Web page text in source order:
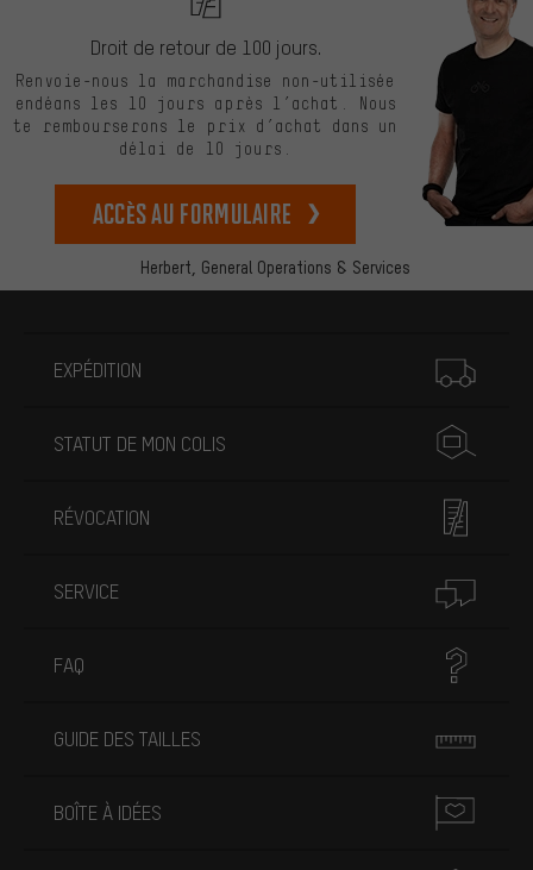
Herbert, General Operations & Services
Droit de retour de 100 jours.
Renvoie-nous la marchandise non-utilisée
endéans les 10 jours après l’achat. Nous
te rembourserons le prix d’achat dans un
délai de 10 jours.
Accès au formulaire
EXPÉDITION
STATUT DE MON COLIS
RÉVOCATION
SERVICE
FAQ
GUIDE DES TAILLES
BOÎTE À IDÉES